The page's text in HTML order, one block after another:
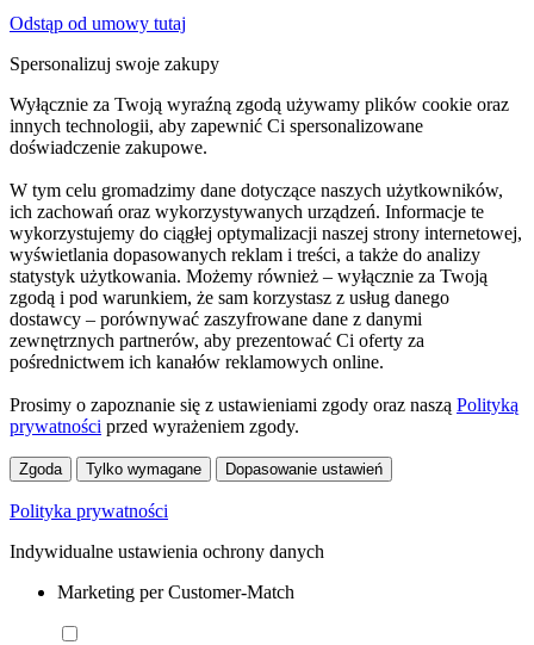
Odstąp od umowy tutaj
Spersonalizuj swoje zakupy
Wyłącznie za Twoją wyraźną zgodą używamy plików cookie oraz
innych technologii, aby zapewnić Ci spersonalizowane
doświadczenie zakupowe.
W tym celu gromadzimy dane dotyczące naszych użytkowników,
ich zachowań oraz wykorzystywanych urządzeń. Informacje te
wykorzystujemy do ciągłej optymalizacji naszej strony internetowej,
wyświetlania dopasowanych reklam i treści, a także do analizy
statystyk użytkowania. Możemy również – wyłącznie za Twoją
zgodą i pod warunkiem, że sam korzystasz z usług danego
dostawcy – porównywać zaszyfrowane dane z danymi
zewnętrznych partnerów, aby prezentować Ci oferty za
pośrednictwem ich kanałów reklamowych online.
Prosimy o zapoznanie się z ustawieniami zgody oraz naszą Polityką
prywatności przed wyrażeniem zgody.
Zgoda Tylko wymagane Dopasowanie ustawień
Polityka prywatności
Indywidualne ustawienia ochrony danych
Marketing per Customer-Match